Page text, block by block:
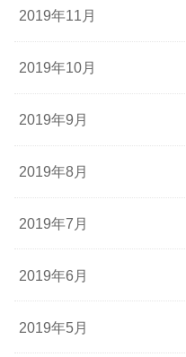
2019年11月
2019年10月
2019年9月
2019年8月
2019年7月
2019年6月
2019年5月